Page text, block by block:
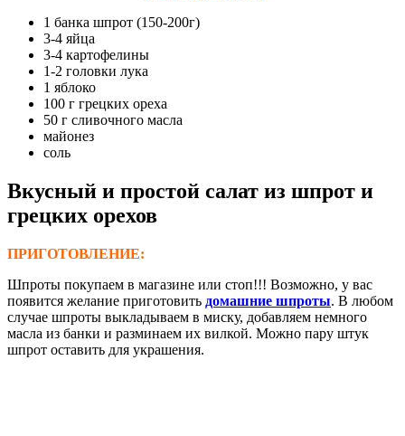
1 банка шпрот (150-200г)
3-4 яйца
3-4 картофелины
1-2 головки лука
1 яблоко
100 г грецких ореха
50 г сливочного масла
майонез
соль
Вкусный и простой салат из шпрот и
грецких орехов
ПРИГОТОВЛЕНИЕ:
Шпроты покупаем в магазине или стоп!!! Возможно, у вас
появится желание приготовить домашние шпроты. В любом
случае шпроты выкладываем в миску, добавляем немного
масла из банки и разминаем их вилкой. Можно пару штук
шпрот оставить для украшения.